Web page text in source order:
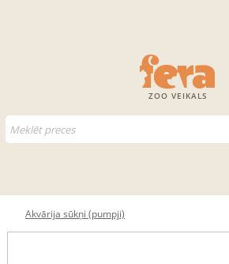
ZOO VEIKALS
Akvārija sūkņi (pumpji)